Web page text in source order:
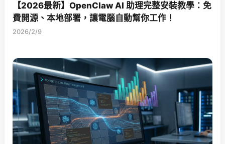
【2026最新】OpenClaw AI 助理完整安裝教學：免
費開源、本地部署，讓電腦自動幫你工作！
2026/2/9